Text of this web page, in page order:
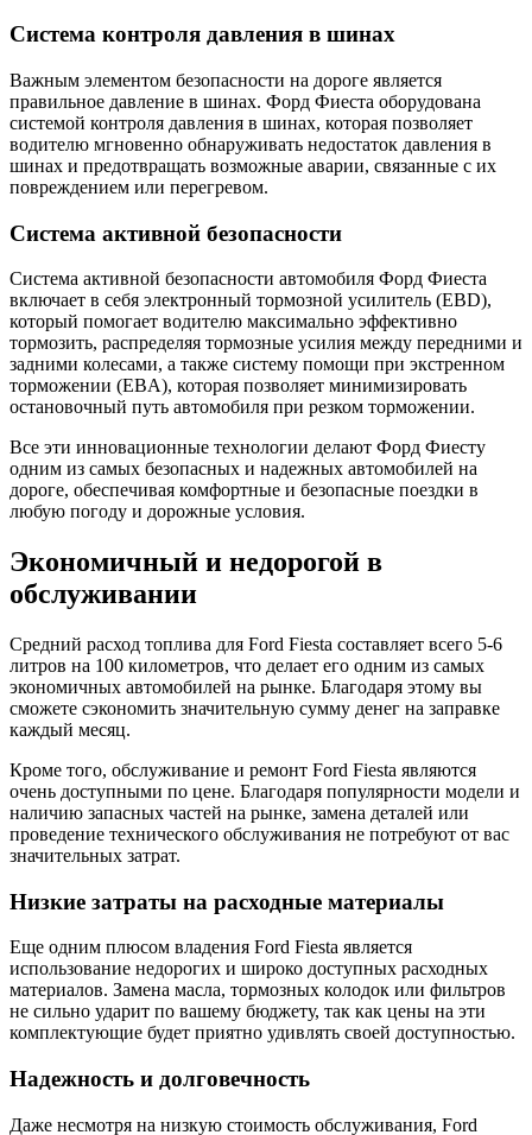
Система контроля давления в шинах
Важным элементом безопасности на дороге является
правильное давление в шинах. Форд Фиеста оборудована
системой контроля давления в шинах, которая позволяет
водителю мгновенно обнаруживать недостаток давления в
шинах и предотвращать возможные аварии, связанные с их
повреждением или перегревом.
Система активной безопасности
Система активной безопасности автомобиля Форд Фиеста
включает в себя электронный тормозной усилитель (EBD),
который помогает водителю максимально эффективно
тормозить, распределяя тормозные усилия между передними и
задними колесами, а также систему помощи при экстренном
торможении (EBA), которая позволяет минимизировать
остановочный путь автомобиля при резком торможении.
Все эти инновационные технологии делают Форд Фиесту
одним из самых безопасных и надежных автомобилей на
дороге, обеспечивая комфортные и безопасные поездки в
любую погоду и дорожные условия.
Экономичный и недорогой в
обслуживании
Средний расход топлива для Ford Fiesta составляет всего 5-6
литров на 100 километров, что делает его одним из самых
экономичных автомобилей на рынке. Благодаря этому вы
сможете сэкономить значительную сумму денег на заправке
каждый месяц.
Кроме того, обслуживание и ремонт Ford Fiesta являются
очень доступными по цене. Благодаря популярности модели и
наличию запасных частей на рынке, замена деталей или
проведение технического обслуживания не потребуют от вас
значительных затрат.
Низкие затраты на расходные материалы
Еще одним плюсом владения Ford Fiesta является
использование недорогих и широко доступных расходных
материалов. Замена масла, тормозных колодок или фильтров
не сильно ударит по вашему бюджету, так как цены на эти
комплектующие будет приятно удивлять своей доступностью.
Надежность и долговечность
Даже несмотря на низкую стоимость обслуживания, Ford